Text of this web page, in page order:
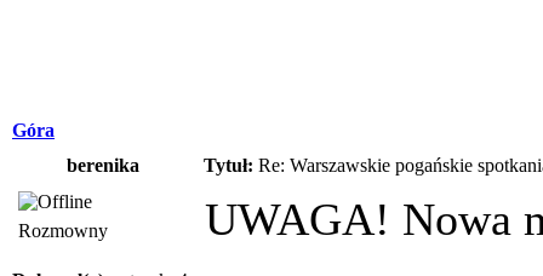
Góra
berenika
Tytuł: Re: Warszawskie pogańskie
Rozmowny UWAGA! Nowa